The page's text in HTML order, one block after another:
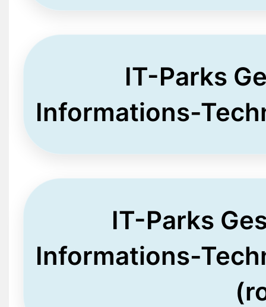
IT-Parks
Informations-
IT-Parks
Informations-